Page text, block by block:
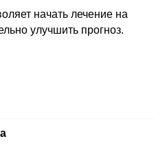
начать лечение на
улучшить прогноз.